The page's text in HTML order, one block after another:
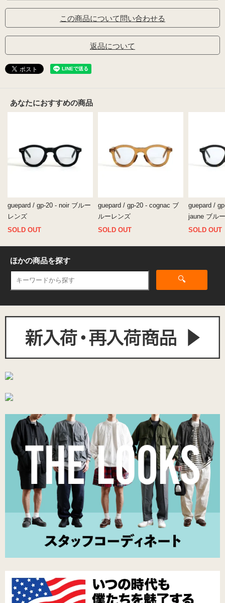
この商品について問い合わせる
返品について
あなたにおすすめの商品
guepard / gp-20 - noir ブルー
レンズ
SOLD OUT
guepard / gp-20 - cognac ブ
ルーレンズ
SOLD OUT
guepard /
jaune ブル
SOLD OUT
ほかの商品を探す
🔍